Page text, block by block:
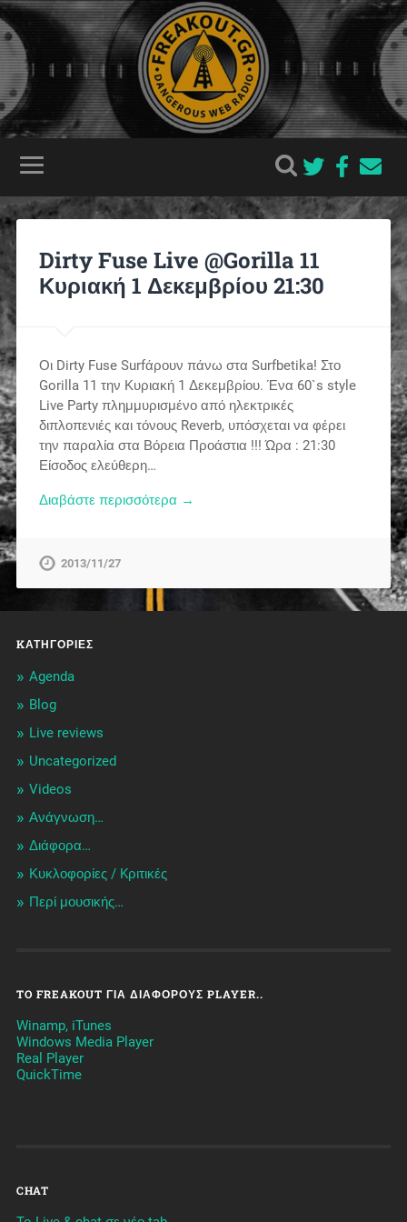
Dirty Fuse Live @Gorilla 11
Κυριακή 1 Δεκεμβρίου 21:30
Οι Dirty Fuse Surfάρουν πάνω στα Surfbetika! Στο
Gorilla 11 την Κυριακή 1 Δεκεμβρίου. Ένα 60`s style
Live Party πλημμυρισμένο από ηλεκτρικές
διπλοπενιές και τόνους Reverb, υπόσχεται να φέρει
την παραλία στα Βόρεια Προάστια !!! Ώρα : 21:30
Είσοδος ελεύθερη…
Διαβάστε περισσότερα →
2013/11/27
KΑΤΗΓΟΡΊΕΣ
Agenda
Blog
Live reviews
Uncategorized
Videos
Ανάγνωση…
Διάφορα…
Κυκλοφορίες / Kριτικές
Περί μουσικής…
TO FREAKOUT ΓΙΑ ΔΙΆΦΟΡΟΥΣ PLAYER..
Winamp, iTunes
Windows Media Player
Real Player
QuickTime
CHAT